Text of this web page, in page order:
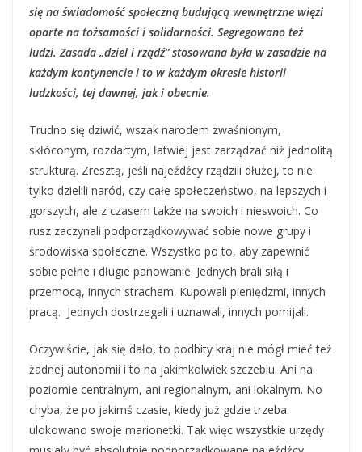
się na świadomość społeczną budującą wewnętrzne więzi
oparte na tożsamości i solidarności. Segregowano też
ludzi. Zasada „dziel i rządź” stosowana była w zasadzie na
każdym kontynencie i to w każdym okresie historii
ludzkości, tej dawnej, jak i obecnie.
Trudno się dziwić, wszak narodem zwaśnionym,
skłóconym, rozdartym, łatwiej jest zarządzać niż jednolitą
strukturą. Zresztą, jeśli najeźdźcy rządzili dłużej, to nie
tylko dzielili naród, czy całe społeczeństwo, na lepszych i
gorszych, ale z czasem także na swoich i nieswoich. Co
rusz zaczynali podporządkowywać sobie nowe grupy i
środowiska społeczne. Wszystko po to, aby zapewnić
sobie pełne i długie panowanie. Jednych brali siłą i
przemocą, innych strachem. Kupowali pieniędzmi, innych
pracą. Jednych dostrzegali i uznawali, innych pomijali.
Oczywiście, jak się dało, to podbity kraj nie mógł mieć też
żadnej autonomii i to na jakimkolwiek szczeblu. Ani na
poziomie centralnym, ani regionalnym, ani lokalnym. No
chyba, że po jakimś czasie, kiedy już gdzie trzeba
ulokowano swoje marionetki. Tak więc wszystkie urzędy